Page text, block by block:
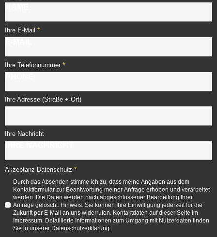
Ihre E-Mail *
Ihre Telefonnummer *
Ihre Adresse (Straße + Ort)
Ihre Nachricht
Akzeptanz Datenschutz *
Durch das Absenden stimme ich zu, dass meine Angaben aus dem
Kontaktformular zur Beantwortung meiner Anfrage erhoben und verarbeitet
werden. Die Daten werden nach abgeschlossener Bearbeitung Ihrer
Anfrage gelöscht. Hinweis: Sie können Ihre Einwilligung jederzeit für die
Zukunft per E-Mail an uns widerrufen. Kontaktdaten auf dieser Seite im
Impressum. Detaillierte Informationen zum Umgang mit Nutzerdaten finden
Sie in unserer Datenschutzerklärung.